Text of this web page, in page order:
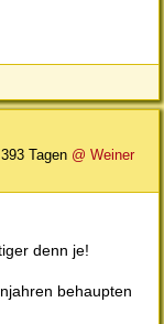
Tagen @ Weiner
denn je!
behaupten